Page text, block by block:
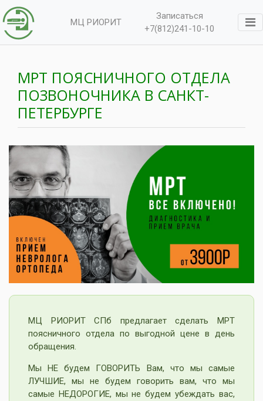
МЦ РИОРИТ
Записаться
+7(812)241-10-10
МРТ ПОЯСНИЧНОГО ОТДЕЛА
ПОЗВОНОЧНИКА В САНКТ-
ПЕТЕРБУРГЕ
МЦ РИОРИТ СПб предлагает сделать МРТ
поясничного отдела по выгодной цене в день
обращения.
Мы НЕ будем ГОВОРИТЬ Вам, что мы самые
ЛУЧШИЕ, мы не будем говорить вам, что мы
самые НЕДОРОГИЕ, мы не будем убеждать вас,